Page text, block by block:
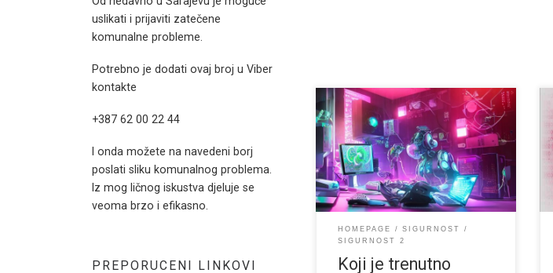
Danas, jedan od najopasnijih
ransomware-a je Sodinokibi. Ovaj
ransomware se razlikuje od ostalih
jer zahteva visoke naknade
HOMEPAGE
SIGURNOST
SIGURNOST 2
Koji je trenutno
uslikati i prijaviti zatečene
komunalne probleme.
Potrebno je dodati ovaj broj u Viber
kontakte
+387 62 00 22 44
I onda možete na navedeni borj
poslati sliku komunalnog problema.
Iz mog ličnog iskustva djeluje se
veoma brzo i efikasno.
PREPORUCENI LINKOVI